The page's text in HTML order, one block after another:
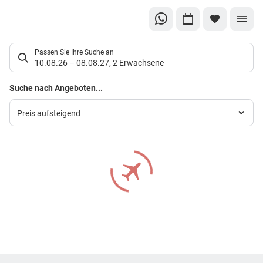
Suchlistenseite
Passen Sie Ihre Suche an
10.08.26 – 08.08.27, 2 Erwachsene
Suche nach Angeboten...
Preis aufsteigend